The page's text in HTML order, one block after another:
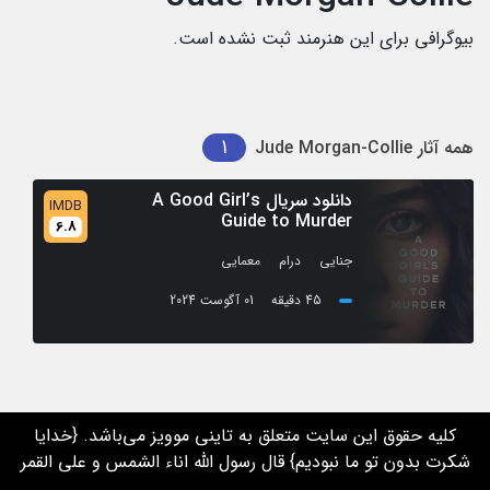
بیوگرافی برای این هنرمند ثبت نشده است.
همه آثار Jude Morgan-Collie
1
دانلود سریال A Good Girl’s
Guide to Murder
IMDB
6.8
جنایی درام
معمایی
45 دقیقه
01 آگوست 2024
کلیه حقوق این سایت متعلق به تاینی موویز می‌باشد. {خدایا
شکرت بدون تو ما نبودیم} قال رسول الله اناء الشمس و علی القمر